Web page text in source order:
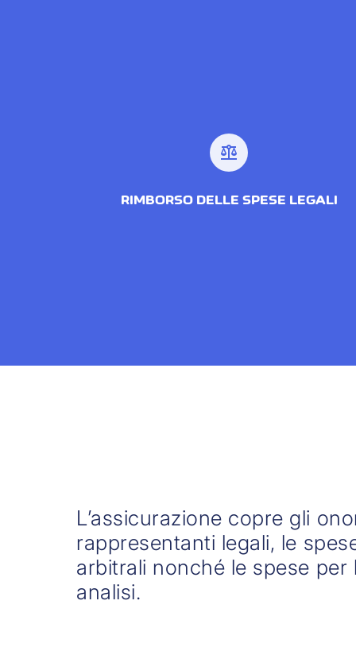
balance
RIMBORSO DELLE SPESE LEGALI
L’assicurazione copre gli
rappresentanti legali, le
arbitrali nonché le spese per
analisi.